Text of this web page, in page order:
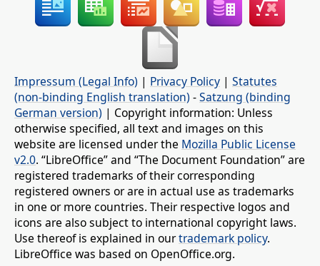
Impressum (Legal Info) | Privacy Policy | Statutes
(non-binding English translation) -Satzung (binding
German version) | Copyright information: Unless
otherwise specified, all text and images on this
website are licensed under the Mozilla Public License
v2.0. “LibreOffice” and “The Document Foundation” are
registered trademarks of their corresponding
registered owners or are in actual use as trademarks
in one or more countries. Their respective logos and
icons are also subject to international copyright laws.
Use thereof is explained in ourtrademark policy.
LibreOffice was based on OpenOffice.org.